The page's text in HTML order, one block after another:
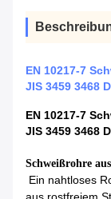
EN 10217-7
JIS 3459 3468
EN 10217-7
JIS 3459 3468
Schweißrohre
Ein nahtloses